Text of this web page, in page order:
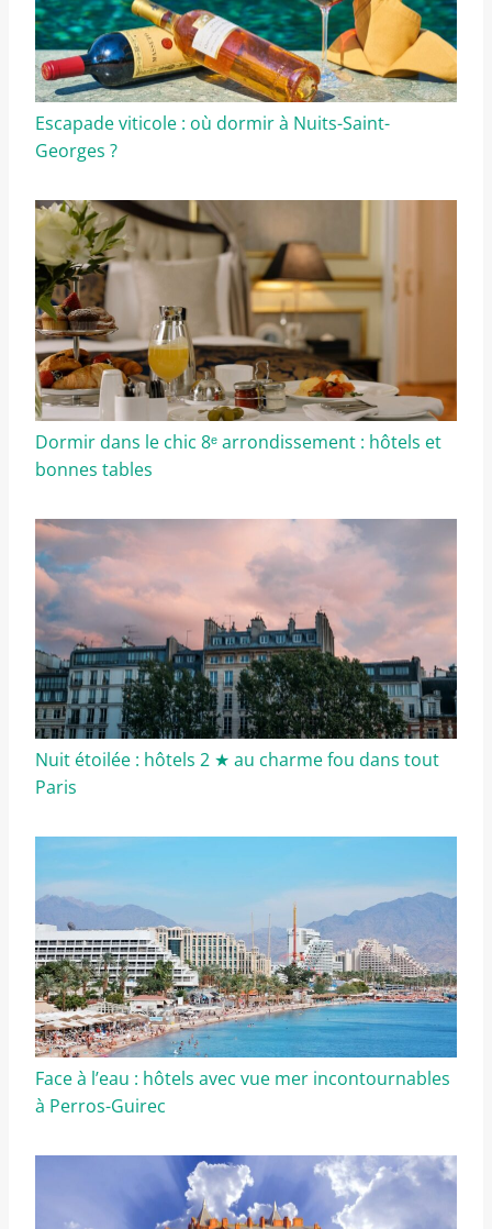
Escapade viticole : où dormir à Nuits-Saint-
Georges ?
Dormir dans le chic 8ᵉ arrondissement : hôtels et
bonnes tables
Nuit étoilée : hôtels 2 ★ au charme fou dans tout
Paris
Face à l’eau : hôtels avec vue mer incontournables
à Perros-Guirec